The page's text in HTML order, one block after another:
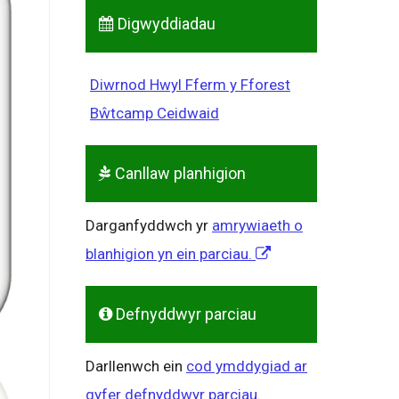
Digwyddiadau
Diwrnod Hwyl Fferm y Fforest
Bŵtcamp Ceidwaid
Canllaw planhigion
Darganfyddwch yr amrywiaeth o
blanhigion yn ein parciau.
Defnyddwyr parciau
Darllenwch ein cod ymddygiad ar
gyfer defnyddwyr parciau.